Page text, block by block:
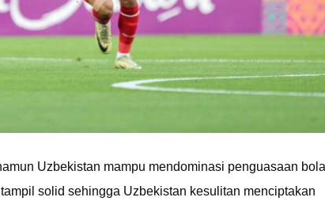
Uzbekistan mampu mendominasi penguasaan
solid sehingga Uzbekistan kesulitan menciptakan